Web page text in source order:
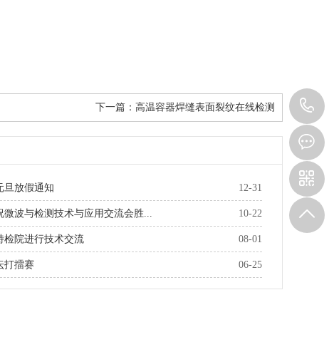
下一篇： 高温容器焊缝表面裂纹在线检测
12-31
旦放假通知
10-22
微波与检测技术与应用交流会胜...
08-01
检院进行技术交流
06-25
打擂赛